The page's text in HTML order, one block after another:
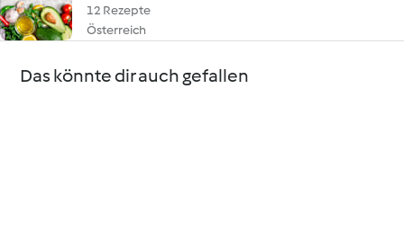
12 Rezepte
Österreich
Das könnte dir auch gefallen